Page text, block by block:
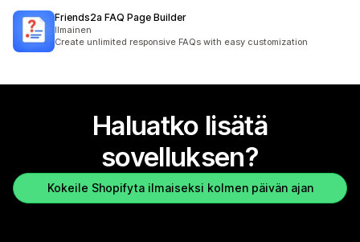
Friends2a FAQ Page Builder
Ilmainen
Create unlimited responsive FAQs with easy customization
Haluatko lisätä
sovelluksen?
Kokeile Shopifyta ilmaiseksi kolmen päivän ajan